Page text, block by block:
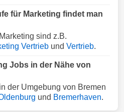
für Marketing findet man
sind z.B.
Vertrieb und Vertrieb.
Jobs in der Nähe von
der Umgebung von Bremen
und Bremerhaven.